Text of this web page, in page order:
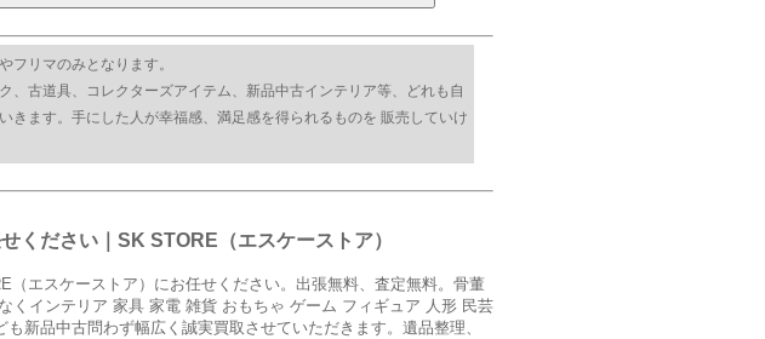
リマのみとなります。
、古道具、コレクターズアイテム、新品中古インテリア等、どれも自
きます。手にした人が幸福感、満足感を得られるものを 販売していけ
ください｜SK STORE（エスケーストア）
（エスケーストア）にお任せください。出張無料、査定無料。骨董
くインテリア 家具 家電 雑貨 おもちゃ ゲーム フィギュア 人形 民芸
新品中古問わず幅広く誠実買取させていただきます。遺品整理、